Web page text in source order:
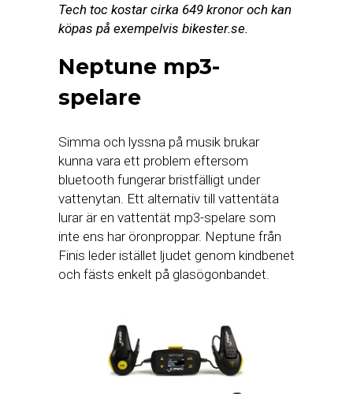
Tech toc kostar cirka 649 kronor och kan
köpas på exempelvis bikester.se.
Neptune mp3-
spelare
Simma och lyssna på musik brukar
kunna vara ett problem eftersom
bluetooth fungerar bristfälligt under
vattenytan. Ett alternativ till vattentäta
lurar är en vattentät mp3-spelare som
inte ens har öronproppar. Neptune från
Finis leder istället ljudet genom kindbenet
och fästs enkelt på glasögonbandet.